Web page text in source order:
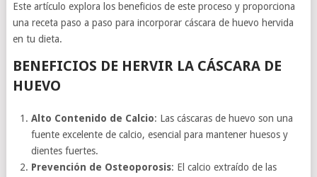
Este artículo explora los beneficios de este proceso y proporciona
una receta paso a paso para incorporar cáscara de huevo hervida
en tu dieta.
BENEFICIOS DE HERVIR LA CÁSCARA DE
HUEVO
Alto Contenido de Calcio: Las cáscaras de huevo son una
fuente excelente de calcio, esencial para mantener huesos y
dientes fuertes.
Prevención de Osteoporosis: El calcio extraído de las